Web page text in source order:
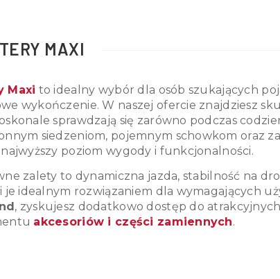
MAXI
Maxi to idealny wybór dla osób szukających
wykończenie. W naszej ofercie znajdziesz
sprawdzają się zarówno podczas
siedzeniom, pojemnym schowkom oraz
poziom wygody i funkcjonalności.
zalety to dynamiczna jazda, stabilność na
je idealnym rozwiązaniem dla wymagających
, zyskujesz dodatkowo dostęp do
akcesoriów i części zamiennych.